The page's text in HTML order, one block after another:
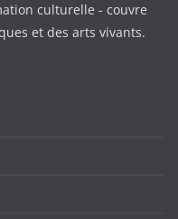
culturelle - couvre
et des arts vivants.